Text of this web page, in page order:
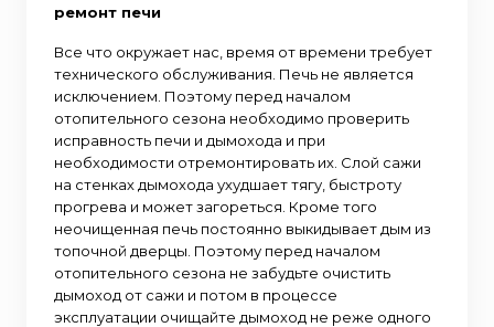
ремонт печи
Все что окружает нас, время от времени требует
технического обслуживания. Печь не является
исключением. Поэтому перед началом
отопительного сезона необходимо проверить
исправность печи и дымохода и при
необходимости отремонтировать их. Слой сажи
на стенках дымохода ухудшает тягу, быстроту
прогрева и может загореться. Кроме того
неочищенная печь постоянно выкидывает дым из
топочной дверцы. Поэтому перед началом
отопительного сезона не забудьте очистить
дымоход от сажи и потом в процессе
эксплуатации очищайте дымоход не реже одного